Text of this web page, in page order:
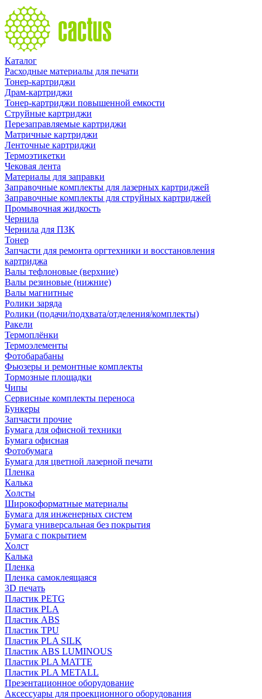
Каталог
Расходные материалы для печати
Тонер-картриджи
Драм-картриджи
Тонер-картриджи повышенной емкости
Струйные картриджи
Перезаправляемые картриджи
Матричные картриджи
Ленточные картриджи
Термоэтикетки
Чековая лента
Материалы для заправки
Заправочные комплекты для лазерных картриджей
Заправочные комплекты для струйных картриджей
Промывочная жидкость
Чернила
Чернила для ПЗК
Тонер
Запчасти для ремонта оргтехники и восстановления
картриджа
Валы тефлоновые (верхние)
Валы резиновые (нижние)
Валы магнитные
Ролики заряда
Ролики (подачи/подхвата/отделения/комплекты)
Ракели
Термоплёнки
Термоэлементы
Фотобарабаны
Фьюзеры и ремонтные комплекты
Тормозные площадки
Чипы
Сервисные комплекты переноса
Бункеры
Запчасти прочие
Бумага для офисной техники
Бумага офисная
Фотобумага
Бумага для цветной лазерной печати
Пленка
Калька
Холсты
Широкоформатные материалы
Бумага для инженерных систем
Бумага универсальная без покрытия
Бумага с покрытием
Холст
Калька
Пленка
Пленка самоклеящаяся
3D печать
Пластик PETG
Пластик PLA
Пластик ABS
Пластик TPU
Пластик PLA SILK
Пластик ABS LUMINOUS
Пластик PLA MATTE
Пластик PLA METALL
Презентационное оборудование
Аксессуары для проекционного оборудования